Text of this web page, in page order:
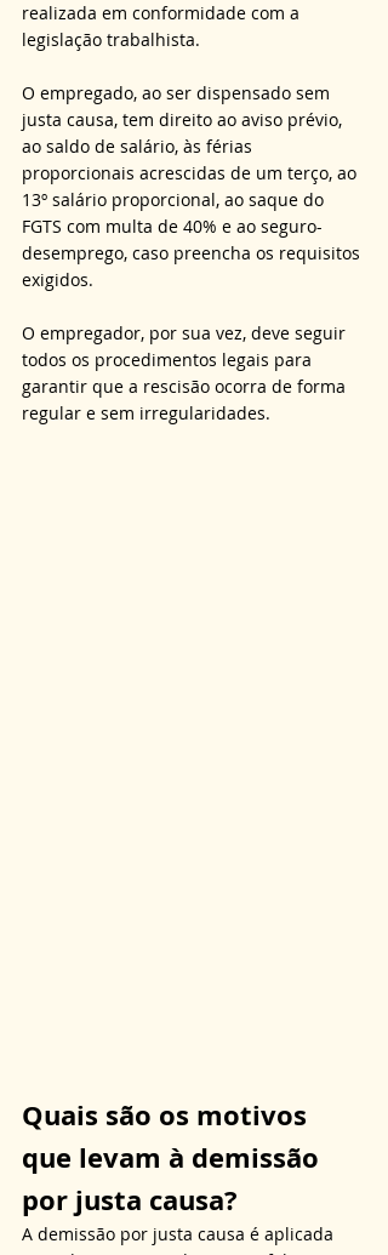
realizada em conformidade com a
legislação trabalhista.
O empregado, ao ser dispensado sem
justa causa, tem direito ao aviso prévio,
ao saldo de salário, às férias
proporcionais acrescidas de um terço, ao
13º salário proporcional, ao saque do
FGTS com multa de 40% e ao seguro-
desemprego, caso preencha os requisitos
exigidos.
O empregador, por sua vez, deve seguir
todos os procedimentos legais para
garantir que a rescisão ocorra de forma
regular e sem irregularidades.
Quais são os motivos
que levam à demissão
por justa causa?
A demissão por justa causa é aplicada